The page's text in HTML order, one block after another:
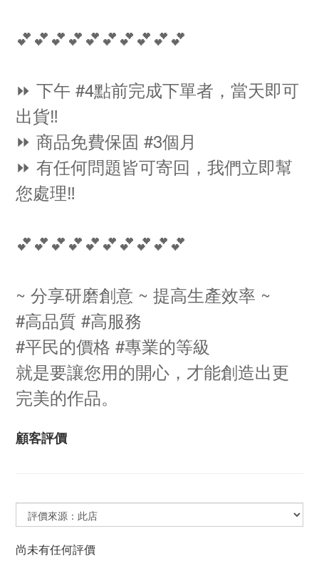
💕💕💕💕💕💕💕💕💕💕
⏩ 下午 #4點前完成下單者，當天即可
出貨‼️
⏩ 商品免費保固 #3個月
⏩ 有任何問題皆可寄回，我們立即幫
您處理‼️
💕💕💕💕💕💕💕💕💕💕
~ 分享研磨創意 ~ 提高生產效率 ~
#高品質 #高服務
#平民的價格 #專業的等級
就是要讓您用的開心，才能創造出更
完美的作品。
顧客評價
尚未有任何評價